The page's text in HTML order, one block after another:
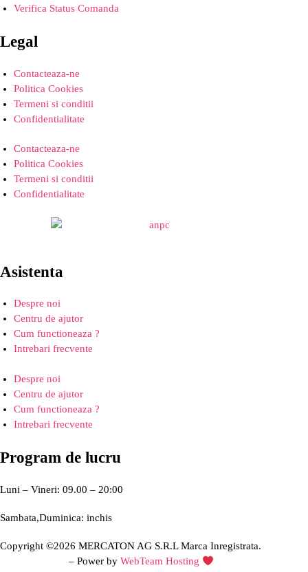
Verifica Status Comanda
Legal
Contacteaza-ne
Politica Cookies
Termeni si conditii
Confidentialitate
Contacteaza-ne
Politica Cookies
Termeni si conditii
Confidentialitate
Asistenta
Despre noi
Centru de ajutor
Cum functioneaza ?
Intrebari frecvente
Despre noi
Centru de ajutor
Cum functioneaza ?
Intrebari frecvente
Program de lucru
Luni – Vineri: 09.00 – 20:00
Sambata,Duminica: inchis
Copyright ©2026 MERCATON AG S.R.L Marca Inregistrata.
– Power by WebTeam Hosting